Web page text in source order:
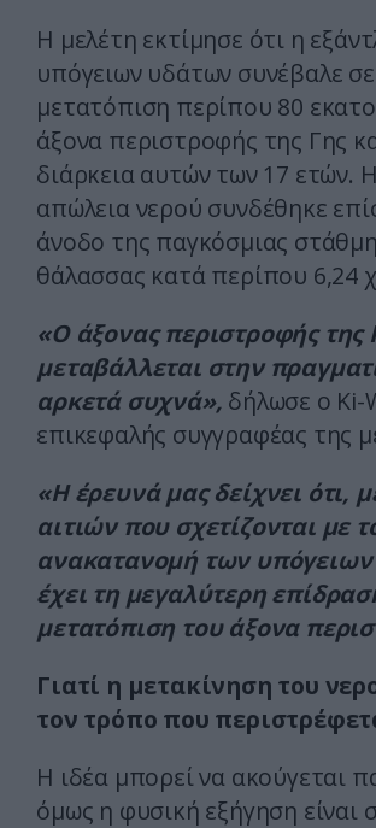
Η μελέτη εκτίμησε ότι η
υπόγειων υδάτων συνέβαλε σε
μετατόπιση περίπου 80
άξονα περιστροφής της Γης
διάρκεια αυτών των 17 ετών.
απώλεια νερού συνδέθηκε
άνοδο της παγκόσμιας
θάλασσας κατά περίπου 6,24
«Ο άξονας περιστροφής της
μεταβάλλεται στην
αρκετά συχνά», δήλωσε ο Ki-
επικεφαλής συγγραφέας της
«Η έρευνά μας δείχνει ότι,
αιτιών που σχετίζονται με
ανακατανομή των
έχει τη μεγαλύτερη
μετατόπιση του άξονα
Γιατί η μετακίνηση του
τον τρόπο που
Η ιδέα μπορεί να ακούγεται
όμως η φυσική εξήγηση είναι